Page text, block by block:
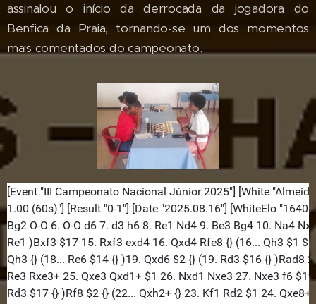
assinalou o início da derrocada da jogadora do
Benfica da Praia, tornando-se um dos momentos
mais comentados do campeonato.